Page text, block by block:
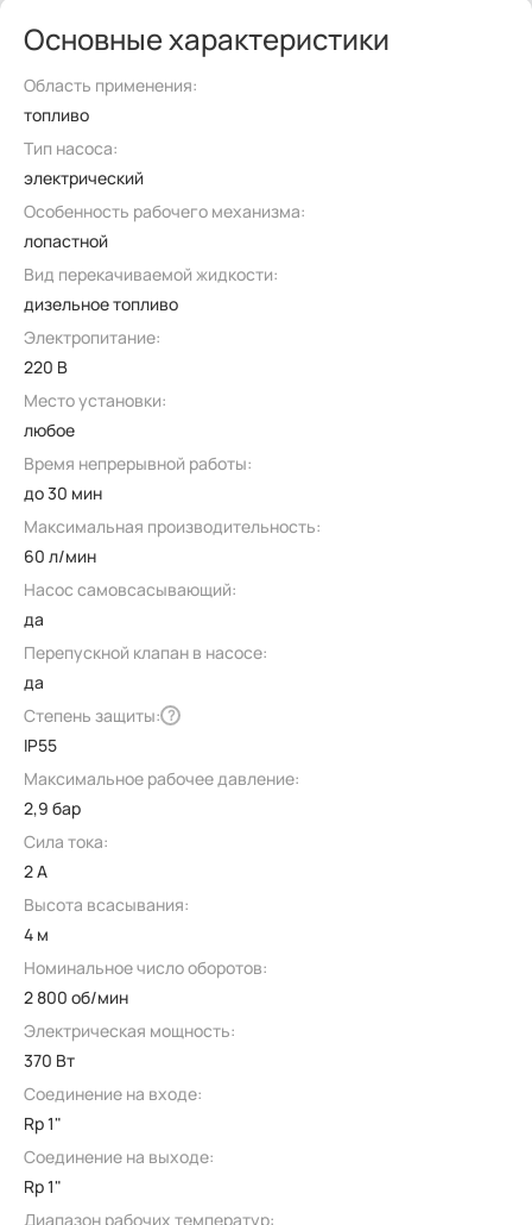
Основные характеристики
Область применения:
топливо
Тип насоса:
электрический
Особенность рабочего механизма:
лопастной
Вид перекачиваемой жидкости:
дизельное топливо
Электропитание:
220 В
Место установки:
любое
Время непрерывной работы:
до 30 мин
Максимальная производительность:
60 л/мин
Насос самовсасывающий:
да
Перепускной клапан в насосе:
да
Степень защиты: ?
IP55
Максимальное рабочее давление:
2,9 бар
Сила тока:
2 А
Высота всасывания:
4 м
Номинальное число оборотов:
2 800 об/мин
Электрическая мощность:
370 Вт
Соединение на входе:
Rp 1"
Соединение на выходе:
Rp 1"
Диапазон рабочих температур: